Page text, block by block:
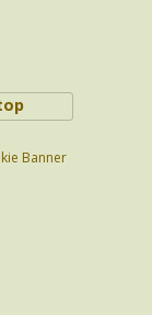
Banner